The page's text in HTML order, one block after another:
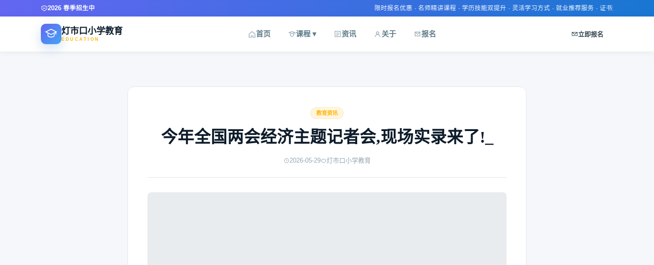
2026 春季招生中 限时报名优惠 · 名师精讲课程 · 学历技能双提升 · 灵活学习方式 · 就业推荐服务 · 证书通过率高 · 报名即送学
灯市口小学教育
EDUCATION
首页 课程 ▾ 资讯 关于 报名 立即报名
教育资讯
今年全国两会经济主题记者会,现场实录来了!_
2026-05-29 灯市口小学教育